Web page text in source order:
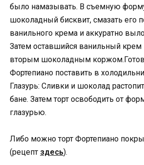
было намазывать. В съемную
шоколадный бисквит, смазать его
ванильного крема и аккуратно
Затем оставшийся ванильный крем
вторым шоколадным
Фортепиано поставить в
Глазурь: Сливки и шоколад
бане. Затем торт освободить от
глазурью.
Либо можно торт Фортепиано
(рецепт здесь).